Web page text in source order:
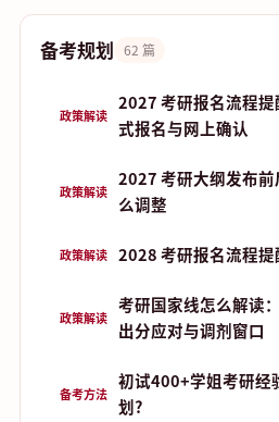
备考规划 62 篇
政策解读
2027 考研报名流程
式报名与网上确认
政策解读
2027 考研大纲发布
么调整
政策解读 2028 考研报名流程
政策解读
考研国家线怎么解读
出分应对与调剂窗口
备考方法
初试400+学姐考研经
划?